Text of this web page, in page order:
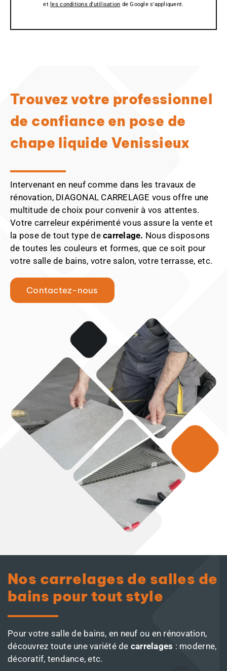
et les conditions d'utilisation de Google s'appliquent.
Trouvez votre professionnel
de confiance en pose de
chape liquide Venissieux
Intervenant en neuf comme dans les travaux de
rénovation, DIAGONAL CARRELAGE vous offre une
multitude de choix pour convenir à vos attentes.
Votre carreleur expérimenté vous assure la vente et
la pose de tout type decarrelage. Nous disposons
de toutes les couleurs et formes, que ce soit pour
votre salle de bains, votre salon, votre terrasse, etc.
Contactez-nous
Nos carrelages de salles de
bains pour tout style
Pour votre salle de bains, en neuf ou en rénovation,
découvrez toute une variété de carrelages : moderne,
décoratif, tendance, etc.